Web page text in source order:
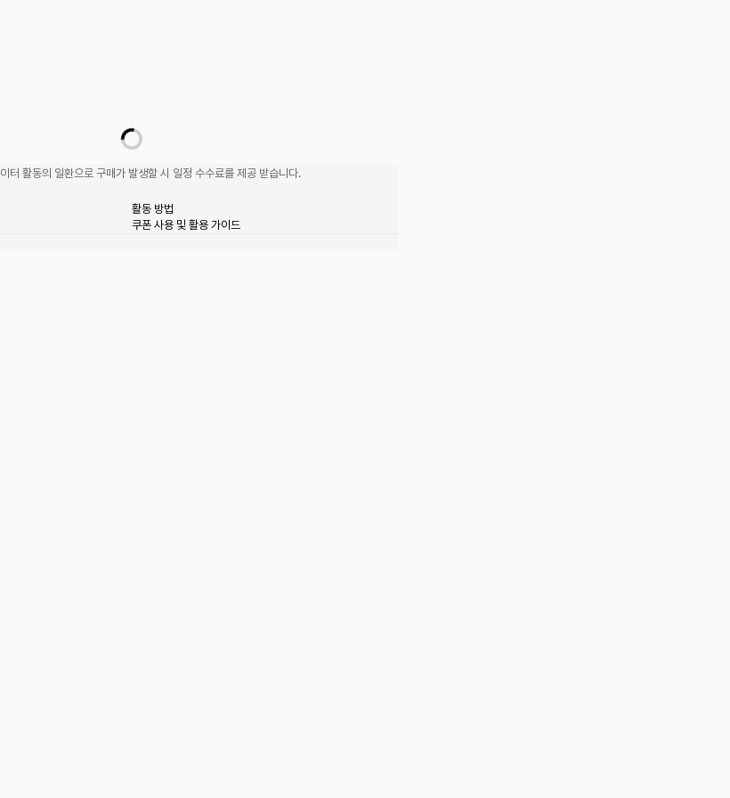
터 활동의 일환으로 구매가 발생할 시 일정 수수료를 제공 받습니다.
활동 방법
쿠폰 사용 및 활용 가이드